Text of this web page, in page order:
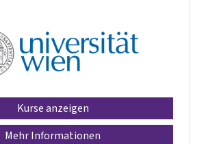
Kurse anzeigen
Mehr Informationen